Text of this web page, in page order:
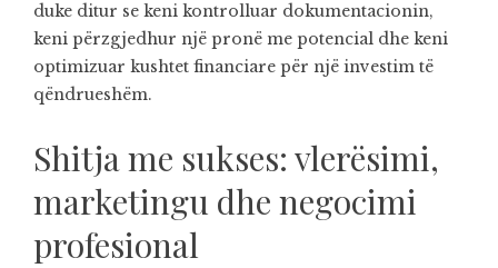
duke ditur se keni kontrolluar dokumentacionin,
keni përzgjedhur një pronë me potencial dhe keni
optimizuar kushtet financiare për një investim të
qëndrueshëm.
Shitja me sukses: vlerësimi,
marketingu dhe negocimi
profesional